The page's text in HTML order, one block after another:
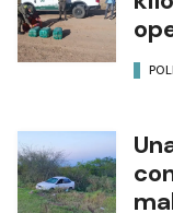
NOTAS